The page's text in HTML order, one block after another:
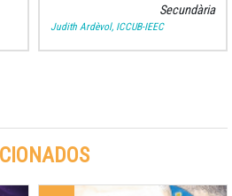
Secundària
Judith Ardèvol, ICCUB-IEEC